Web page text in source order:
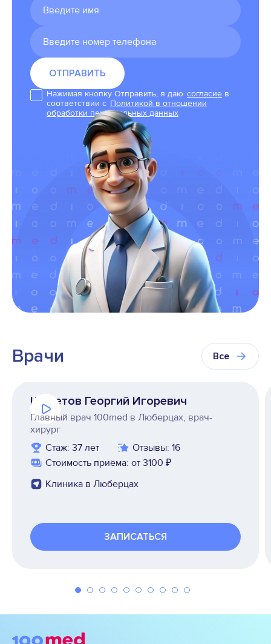
Нажимая кнопку Отправить, я даю согласие в
соответствии с Политикой в отношении
обработки персональных данных
Врачи Все
Щепетов Георгий Игоревич
Главный врач 100med в Люберцах, врач-
хирург
Стаж: 37 лет
Отзывы: 16
Стоимость приёма: от 3100 ₽
Клиника в Люберцах
ЗАПИСАТЬСЯ